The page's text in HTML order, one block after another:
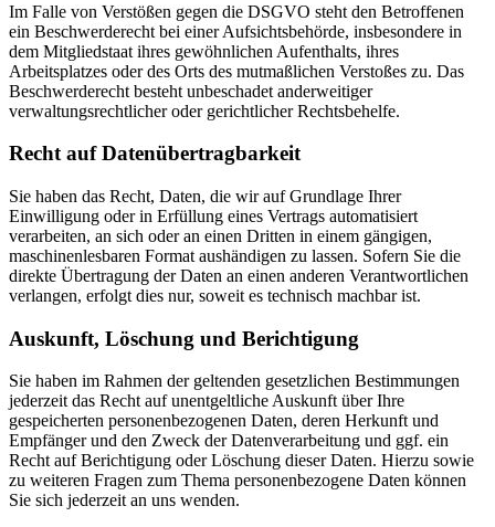
Im Falle von Verstößen gegen die DSGVO steht den Betroffenen
ein Beschwerderecht bei einer Aufsichtsbehörde, insbesondere in
dem Mitgliedstaat ihres gewöhnlichen Aufenthalts, ihres
Arbeitsplatzes oder des Orts des mutmaßlichen Verstoßes zu. Das
Beschwerderecht besteht unbeschadet anderweitiger
verwaltungsrechtlicher oder gerichtlicher Rechtsbehelfe.
Recht auf Daten­übertrag­barkeit
Sie haben das Recht, Daten, die wir auf Grundlage Ihrer
Einwilligung oder in Erfüllung eines Vertrags automatisiert
verarbeiten, an sich oder an einen Dritten in einem gängigen,
maschinenlesbaren Format aushändigen zu lassen. Sofern Sie die
direkte Übertragung der Daten an einen anderen Verantwortlichen
verlangen, erfolgt dies nur, soweit es technisch machbar ist.
Auskunft, Löschung und Berichtigung
Sie haben im Rahmen der geltenden gesetzlichen Bestimmungen
jederzeit das Recht auf unentgeltliche Auskunft über Ihre
gespeicherten personenbezogenen Daten, deren Herkunft und
Empfänger und den Zweck der Datenverarbeitung und ggf. ein
Recht auf Berichtigung oder Löschung dieser Daten. Hierzu sowie
zu weiteren Fragen zum Thema personenbezogene Daten können
Sie sich jederzeit an uns wenden.